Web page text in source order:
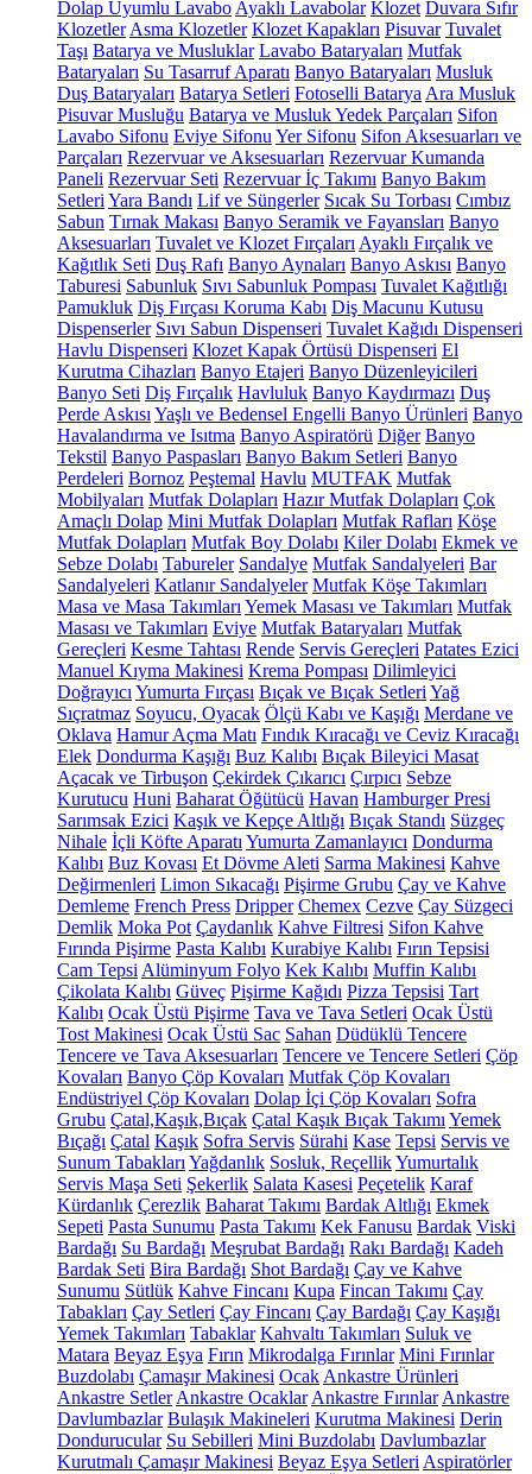
Dolap Uyumlu Lavabo Ayaklı Lavabolar Klozet Duvara Sıfır
Klozetler Asma Klozetler Klozet Kapakları Pisuvar Tuvalet
Taşı Batarya ve Musluklar Lavabo Bataryaları Mutfak
Bataryaları Su Tasarruf Aparatı Banyo Bataryaları Musluk
Duş Bataryaları Batarya Setleri Fotoselli Batarya Ara Musluk
Pisuvar Musluğu Batarya ve Musluk Yedek Parçaları Sifon
Lavabo Sifonu Eviye Sifonu Yer Sifonu Sifon Aksesuarları ve
Parçaları Rezervuar ve Aksesuarları Rezervuar Kumanda
Paneli Rezervuar Seti Rezervuar İç Takımı Banyo Bakım
Setleri Yara Bandı Lif ve Süngerler Sıcak Su Torbası Cımbız
Sabun Tırnak Makası Banyo Seramik ve Fayansları Banyo
Aksesuarları Tuvalet ve Klozet Fırçaları Ayaklı Fırçalık ve
Kağıtlık Seti Duş Rafı Banyo Aynaları Banyo Askısı Banyo
Taburesi Sabunluk Sıvı Sabunluk Pompası Tuvalet Kağıtlığı
Pamukluk Diş Fırçası Koruma Kabı Diş Macunu Kutusu
Dispenserler Sıvı Sabun Dispenseri Tuvalet Kağıdı Dispenseri
Havlu Dispenseri Klozet Kapak Örtüsü Dispenseri El
Kurutma Cihazları Banyo Etajeri Banyo Düzenleyicileri
Banyo Seti Diş Fırçalık Havluluk Banyo Kaydırmazı Duş
Perde Askısı Yaşlı ve Bedensel Engelli Banyo Ürünleri Banyo
Havalandırma ve Isıtma Banyo Aspiratörü Diğer Banyo
Tekstil Banyo Paspasları Banyo Bakım Setleri Banyo
Perdeleri Bornoz Peştemal Havlu MUTFAK Mutfak
Mobilyaları Mutfak Dolapları Hazır Mutfak Dolapları Çok
Amaçlı Dolap Mini Mutfak Dolapları Mutfak Rafları Köşe
Mutfak Dolapları Mutfak Boy Dolabı Kiler Dolabı Ekmek ve
Sebze Dolabı Tabureler Sandalye Mutfak Sandalyeleri Bar
Sandalyeleri Katlanır Sandalyeler Mutfak Köşe Takımları
Masa ve Masa Takımları Yemek Masası ve Takımları Mutfak
Masası ve Takımları Eviye Mutfak Bataryaları Mutfak
Gereçleri Kesme Tahtası Rende Servis Gereçleri Patates Ezici
Manuel Kıyma Makinesi Krema Pompası Dilimleyici
Doğrayıcı Yumurta Fırçası Bıçak ve Bıçak Setleri Yağ
Sıçratmaz Soyucu, Oyacak Ölçü Kabı ve Kaşığı Merdane ve
Oklava Hamur Açma Matı Fındık Kıracağı ve Ceviz Kıracağı
Elek Dondurma Kaşığı Buz Kalıbı Bıçak Bileyici Masat
Açacak ve Tirbuşon Çekirdek Çıkarıcı Çırpıcı Sebze
Kurutucu Huni Baharat Öğütücü Havan Hamburger Presi
Sarımsak Ezici Kaşık ve Kepçe Altlığı Bıçak Standı Süzgeç
Nihale İçli Köfte Aparatı Yumurta Zamanlayıcı Dondurma
Kalıbı Buz Kovası Et Dövme Aleti Sarma Makinesi Kahve
Değirmenleri Limon Sıkacağı Pişirme Grubu Çay ve Kahve
Demleme French Press Dripper Chemex Cezve Çay Süzgeci
Demlik Moka Pot Çaydanlık Kahve Filtresi Sifon Kahve
Fırında Pişirme Pasta Kalıbı Kurabiye Kalıbı Fırın Tepsisi
Cam Tepsi Alüminyum Folyo Kek Kalıbı Muffin Kalıbı
Çikolata Kalıbı Güveç Pişirme Kağıdı Pizza Tepsisi Tart
Kalıbı Ocak Üstü Pişirme Tava ve Tava Setleri Ocak Üstü
Tost Makinesi Ocak Üstü Sac Sahan Düdüklü Tencere
Tencere ve Tava Aksesuarları Tencere ve Tencere Setleri Çöp
Kovaları Banyo Çöp Kovaları Mutfak Çöp Kovaları
Endüstriyel Çöp Kovaları Dolap İçi Çöp Kovaları Sofra
Grubu Çatal,Kaşık,Bıçak Çatal Kaşık Bıçak Takımı Yemek
Bıçağı Çatal Kaşık Sofra Servis Sürahi Kase Tepsi Servis ve
Sunum Tabakları Yağdanlık Sosluk, ReçellikYumurtalık
Servis Maşa Seti Şekerlik Salata Kasesi Peçetelik Karaf
Kürdanlık Çerezlik Baharat Takımı Bardak Altlığı Ekmek
Sepeti Pasta Sunumu Pasta Takımı Kek Fanusu Bardak Viski
Bardağı Su Bardağı Meşrubat Bardağı Rakı Bardağı Kadeh
Bardak Seti Bira Bardağı Shot Bardağı Çay ve Kahve
Sunumu Sütlük Kahve Fincanı Kupa Fincan Takımı Çay
Tabakları Çay Setleri Çay Fincanı Çay Bardağı Çay Kaşığı
Yemek Takımları Tabaklar Kahvaltı Takımları Suluk ve
Matara Beyaz Eşya Fırın Mikrodalga Fırınlar Mini Fırınlar
Buzdolabı Çamaşır Makinesi Ocak Ankastre Ürünleri
Ankastre Setler Ankastre Ocaklar Ankastre Fırınlar Ankastre
Davlumbazlar Bulaşık Makineleri Kurutma Makinesi Derin
Dondurucular Su Sebilleri Mini Buzdolabı Davlumbazlar
Kurutmalı Çamaşır Makinesi Beyaz Eşya Setleri Aspiratörler